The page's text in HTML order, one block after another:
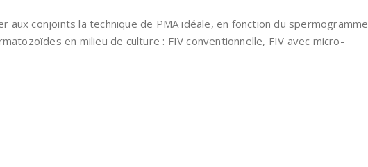
aux conjoints la technique de PMA idéale, en fonction du spermogramme
en milieu de culture : FIV conventionnelle, FIV avec micro-